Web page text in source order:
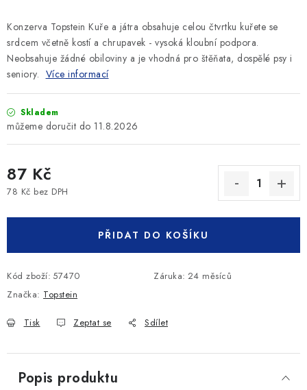
Konzerva Topstein Kuře a játra obsahuje celou čtvrtku kuřete se
srdcem včetně kostí a chrupavek - vysoká kloubní podpora.
Neobsahuje žádné obiloviny a je vhodná pro štěňata, dospělé psy i
seniory. Více informací
Skladem
11.8.2026
87 Kč
78 Kč bez DPH
PŘIDAT DO KOŠÍKU
Kód zboží: 57470 Záruka: 24 měsíců
Značka: Topstein
Tisk Zeptat se Sdílet
Popis produktu